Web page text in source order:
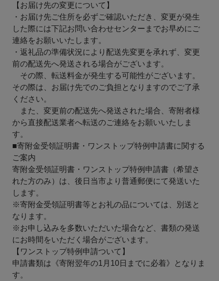
【お届け先の変更について】
・お届け先ご住所を必ずご確認いただき、変更が発生
した際には下記お問い合わせセンターまでお早めにご
連絡をお願いいたします。
・返礼品の準備状況により配送先変更を承れず、変更
前の配送先へ発送される場合がございます。
その際、転送料金が発生する可能性がございます。
その際は、お届け先でのご負担となりますのでご了承
ください。
また、変更前の配送先へ発送された場合、寄附者様
から直接配送業者へ転送のご連絡をお願いいたしま
す。
■寄附金受領証明書・ワンストップ特例申請書に関する
ご案内
寄附金受領証明書・ワンストップ特例申請書（希望さ
れた方のみ）は、後日当市より普通郵便にて発送いた
します。
※寄附金受領証明書等とお礼の品については、別送と
なります。
※お申し込みを多数いただいた場合など、書類の発送
にお時間をいただく場合がございます。
【ワンストップ特例申請ついて】
申請書類は《寄附翌年の1月10日までに必着》となりま
す。